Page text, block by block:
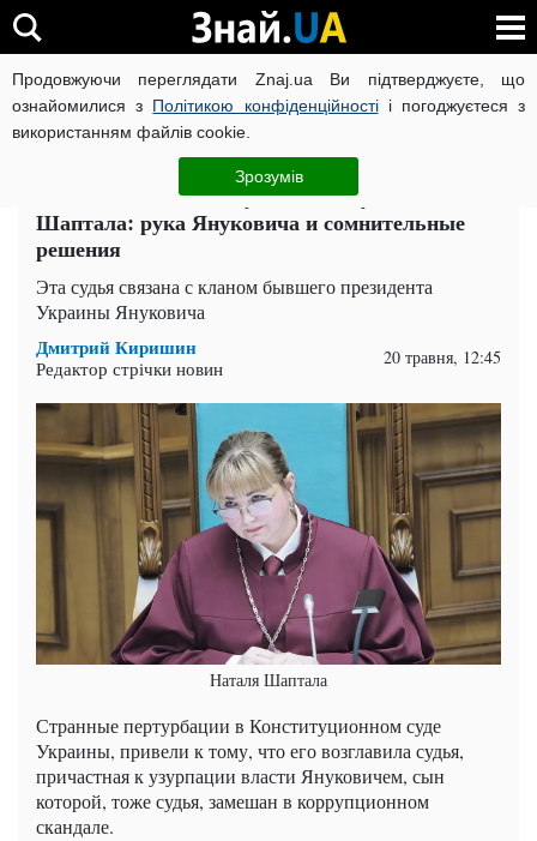
Продовжуючи переглядати Znaj.ua Ви підтверджуєте, що
ознайомилися з Політикою конфіденційностіі погоджуєтеся з
використанням файлів cookie.
Зрозумів
ВІЙНА РОСІЇ ПРОТИ УКРАЇНИ КОРОНАВІРУС В УКРАЇНІ
Компромат ЧИТАТЬ НА РУССКОМ
Новая глава Конституционного суда Наталья
Шаптала: рука Януковича и сомнительные
решения
Эта судья связана с кланом бывшего президента
Украины Януковича
Дмитрий Киришин
Редактор стрічки новин 20 травня, 12:45
Наталя Шаптала
Странные пертурбации в Конституционном суде
Украины, привели к тому, что его возглавила судья,
причастная к узурпации власти Януковичем, сын
которой, тоже судья, замешан в коррупционном
скандале.